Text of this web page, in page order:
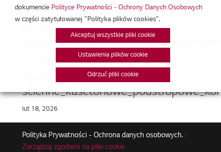
lut 18, 2026
Atest higieniczny_jednostki
Atest higieniczny_jednostki
lut 18, 2026
Polityka Prywatności - Ochrona danych osobowych.|
Zarządzaj zgodami na pliki cookie
dokumencie Polityce Prywatności - Ochrony Danych Osobowych
w części zatytułowanej "Polityka plików cookies".
Akceptuj wszystkie pliki cookie
Ustawienia plików cookie
Odrzuć pliki cookie